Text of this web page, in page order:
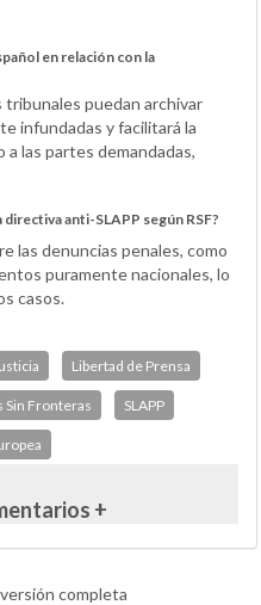
en relación con la
tribunales puedan archivar
infundadas y facilitará la
las partes demandadas,
anti-SLAPP según RSF?
las denuncias penales, como
puramente nacionales, lo
casos.
Libertad de Prensa
Sin Fronteras SLAPP
+
completa